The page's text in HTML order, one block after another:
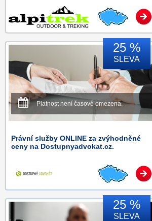
25 %
SLEVA
Platnost není časově omezena.
Právní služby ONLINE za zvýhodněné
ceny na Dostupnyadvokat.cz.
25 %
SLEVA